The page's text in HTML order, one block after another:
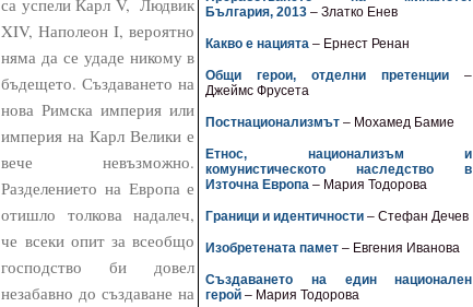
България, 2013 – Златко Енев
Какво е нацията – Ернест Ренан
Общи герои, отделни претенции –
Джеймс Фрусета
Постнационализмът – Мохамед Бамие
Етнос, национализъм и
комунистическото наследство в
Източна Европа – Мария Тодорова
Граници и идентичности – Стефан Дечев
Изобретената памет – Евгения Иванова
Създаването на един национален
герой – Мария Тодорова
са успели Карл V, Людвик
XIV, Наполеон I, вероятно
няма да се удаде никому в
бъдещето. Създаването на
нова Римска империя или
империя на Карл Велики е
вече невъзможно.
Разделението на Европа е
отишло толкова надалеч,
че всеки опит за всеобщо
господство би довел
незабавно до създаване на